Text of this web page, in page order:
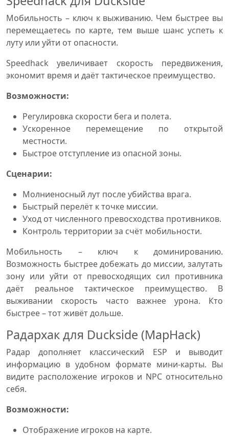
Мобильность – ключ к выживанию. Чем быстрее вы
перемещаетесь по карте, тем выше шанс успеть к
луту или уйти от опасности.
Speedhack увеличивает скорость передвижения,
экономит время и даёт тактическое преимущество.
Возможности:
Регулировка скорости бега и полета.
Ускоренное перемещение по открытой
местности.
Быстрое отступление из опасной зоны.
Сценарии:
Молниеносный лут после убийства врага.
Быстрый перелёт к точке миссии.
Уход от численного превосходства противников.
Контроль территории за счёт мобильности.
Мобильность – ключ к доминированию.
Возможность быстрее добежать до миссии, залутать
зону или уйти от превосходящих сил противника
даёт реальное тактическое преимущество. В
выживании скорость часто важнее урона. Кто
быстрее – тот живёт дольше.
Радархак для Duckside (MapHack)
Радар дополняет классический ESP и выводит
информацию в удобном формате мини-карты. Вы
видите расположение игроков и NPC относительно
себя.
Возможности:
Отображение игроков на карте.